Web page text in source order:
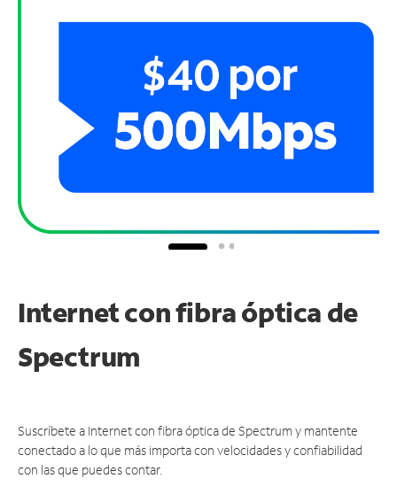
Internet con fibra óptica de
Spectrum
Suscríbete a Internet con fibra óptica de Spectrum y mantente
conectado a lo que más importa con velocidades y confiabilidad
con las que puedes contar.